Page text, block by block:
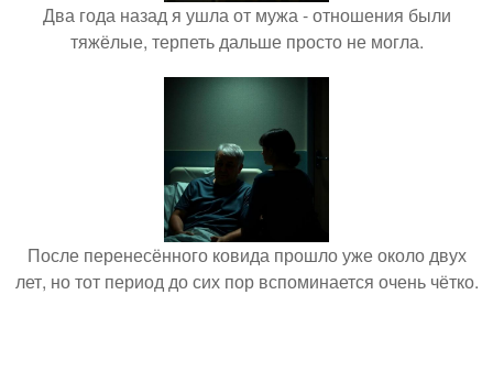
Два года назад я ушла от мужа - отношения были
тяжёлые, терпеть дальше просто не могла.
После перенесённого ковида прошло уже около двух
лет, но тот период до сих пор вспоминается очень чётко.